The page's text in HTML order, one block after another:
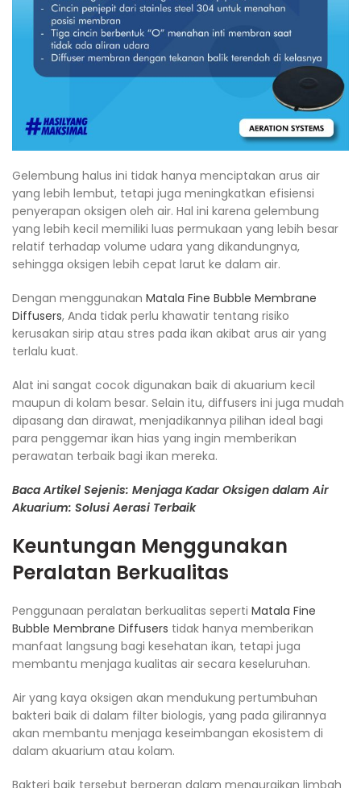
Gelembung halus ini tidak hanya menciptakan arus air
yang lebih lembut, tetapi juga meningkatkan efisiensi
penyerapan oksigen oleh air. Hal ini karena gelembung
yang lebih kecil memiliki luas permukaan yang lebih besar
relatif terhadap volume udara yang dikandungnya,
sehingga oksigen lebih cepat larut ke dalam air.
Dengan menggunakan Matala Fine Bubble Membrane
Diffusers, Anda tidak perlu khawatir tentang risiko
kerusakan sirip atau stres pada ikan akibat arus air yang
terlalu kuat.
Alat ini sangat cocok digunakan baik di akuarium kecil
maupun di kolam besar. Selain itu, diffusers ini juga mudah
dipasang dan dirawat, menjadikannya pilihan ideal bagi
para penggemar ikan hias yang ingin memberikan
perawatan terbaik bagi ikan mereka.
Baca Artikel Sejenis: Menjaga Kadar Oksigen dalam Air
Akuarium: Solusi Aerasi Terbaik
Keuntungan Menggunakan
Peralatan Berkualitas
Penggunaan peralatan berkualitas seperti Matala Fine
Bubble Membrane Diffusers tidak hanya memberikan
manfaat langsung bagi kesehatan ikan, tetapi juga
membantu menjaga kualitas air secara keseluruhan.
Air yang kaya oksigen akan mendukung pertumbuhan
bakteri baik di dalam filter biologis, yang pada gilirannya
akan membantu menjaga keseimbangan ekosistem di
dalam akuarium atau kolam.